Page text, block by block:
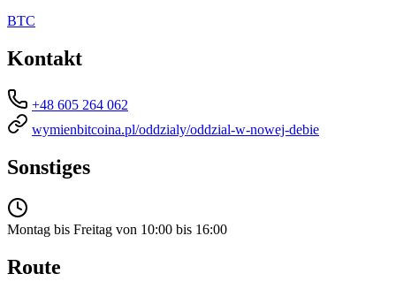
BTC
Kontakt
+48 605 264 062
wymienbitcoina.pl/oddzialy/oddzial-w-nowej-debie
Sonstiges
Montag bis Freitag von 10:00 bis 16:00
Route